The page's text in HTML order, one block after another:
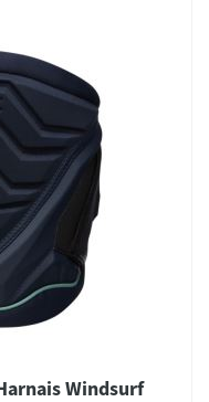
Windsurf